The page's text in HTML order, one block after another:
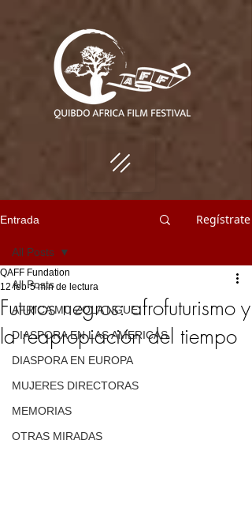
Entrada Regístrate
All Posts
AFRICA MU ZOLA NGUE
DIASPORA EN LAS AMERICAS
DIASPORA EN EUROPA
MUJERES DIRECTORAS
MEMORIAS
OTRAS MIRADAS
All Posts
Futuros negros: afrofuturismo y
la reapropiación del tiempo
QAFF Fundation
12 feb 5 min de lectura